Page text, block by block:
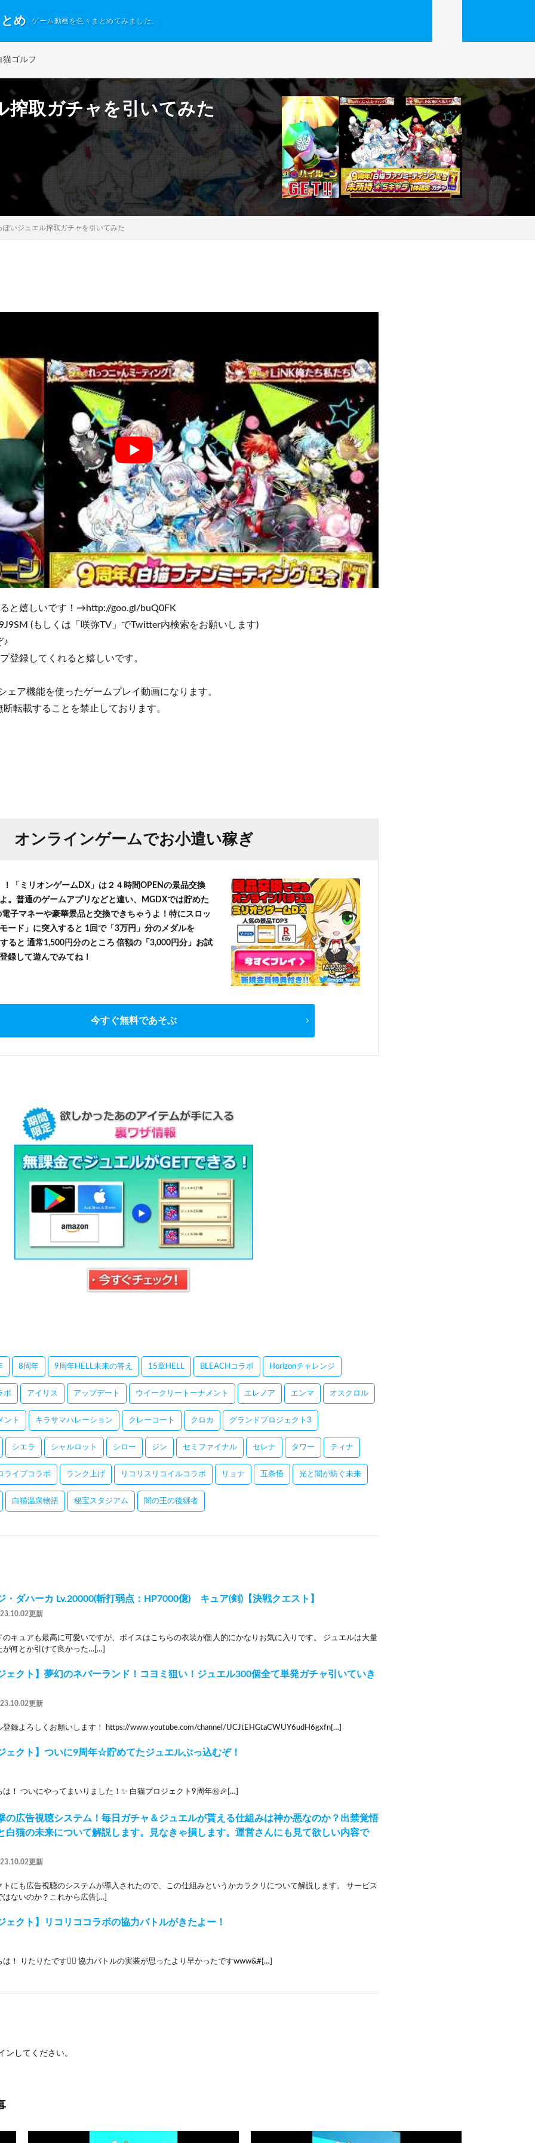
め ゲーム動画を色々まとめてみました。
猫ゴルフ
搾取ガチャを引いてみた
ぽいジュエル搾取ガチャを引いてみた
と嬉しいです！→http://goo.gl/buQ0FK
(もしくは「咲弥TV」でTwitter内検索をお願いします)
♪
登録してくれると嬉しいです。
ェア機能を使ったゲームプレイ動画になります。
転載することを禁止しております。
オンラインゲームでお小遣い稼ぎ
！「ミリオンゲームDX」は２４時間OPENの景品交換
。普通のゲームアプリなどと違い、MGDXでは貯めた
子マネーや豪華景品と交換できちゃうよ！特にスロッ
ード」に突入すると 1回で「3万円」分のメダルを
ると 通常1,500円分のところ 倍額の「3,000円分」お試
録して遊んでみてね！
今すぐ無料であそぶ
8周年 9周年HELL未来の答え 15章HELL BLEACHコラボ Horizonチャレンジ
ボ アイリス アップデート ウイークリートーナメント エレノア エンマ オスクロル
ント キラサマハレーション クレーコート クロカ グランドプロジェクト3
シエラ シャルロット シロー ジン セミファイナル セレナ タワー ティナ
ライブコラボ ランク上げ リコリスリコイルコラボ リョナ 五条悟 光と闇が紡ぐ未来
白猫温泉物語 秘宝スタジアム 闇の王の後継者
・ダハーカ Lv.20000(斬打弱点：HP7000億) キュア(剣)【決戦クエスト】
更新
のキュアも最高に可愛いですが、ボイスはこちらの衣装が個人的にかなりお気に入りです。 ジュエルは大量
が何とか引けて良かった…[…]
ェクト】夢幻のネバーランド！コヨミ狙い！ジュエル300個全て単発ガチャ引いていき
更新
登録よろしくお願いします！ https://www.youtube.com/channel/UCJtEHGtaCWUY6udH6gxfn[…]
ェクト】ついに9周年☆貯めてたジュエルぶっ込むぞ！
は！ ついにやってまいりました！✨️ 白猫プロジェクト9周年㊗️🎉[…]
の広告視聴システム！毎日ガチャ＆ジュエルが貰える仕組みは神か悪なのか？出禁覚悟
白猫の未来について解説します。見なきゃ損します。運営さんにも見て欲しい内容で
更新
トにも広告視聴のシステムが導入されたので、この仕組みというかカラクリについて解説します。 サービス
はないのか？これから広告[…]
ェクト】リコリココラボの協力バトルがきたよー！
は！ りたりたです🙇‍♀️ 協力バトルの実装が思ったより早かったですwww&#[…]
ン してください。